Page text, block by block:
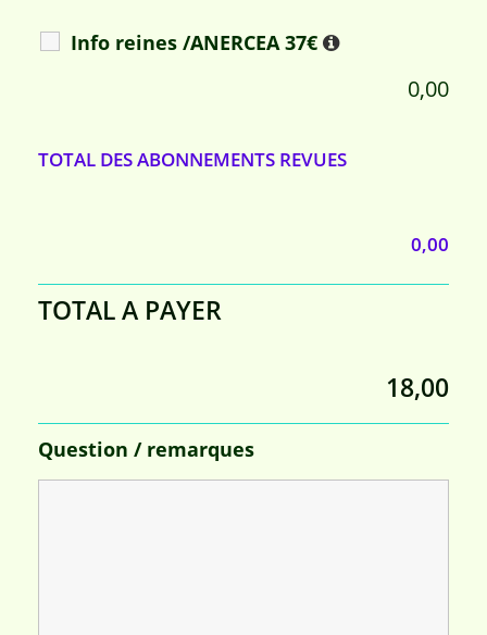
Info reines /ANERCEA 37€
0,00
TOTAL DES ABONNEMENTS REVUES
0,00
TOTAL A PAYER
18,00
Question / remarques